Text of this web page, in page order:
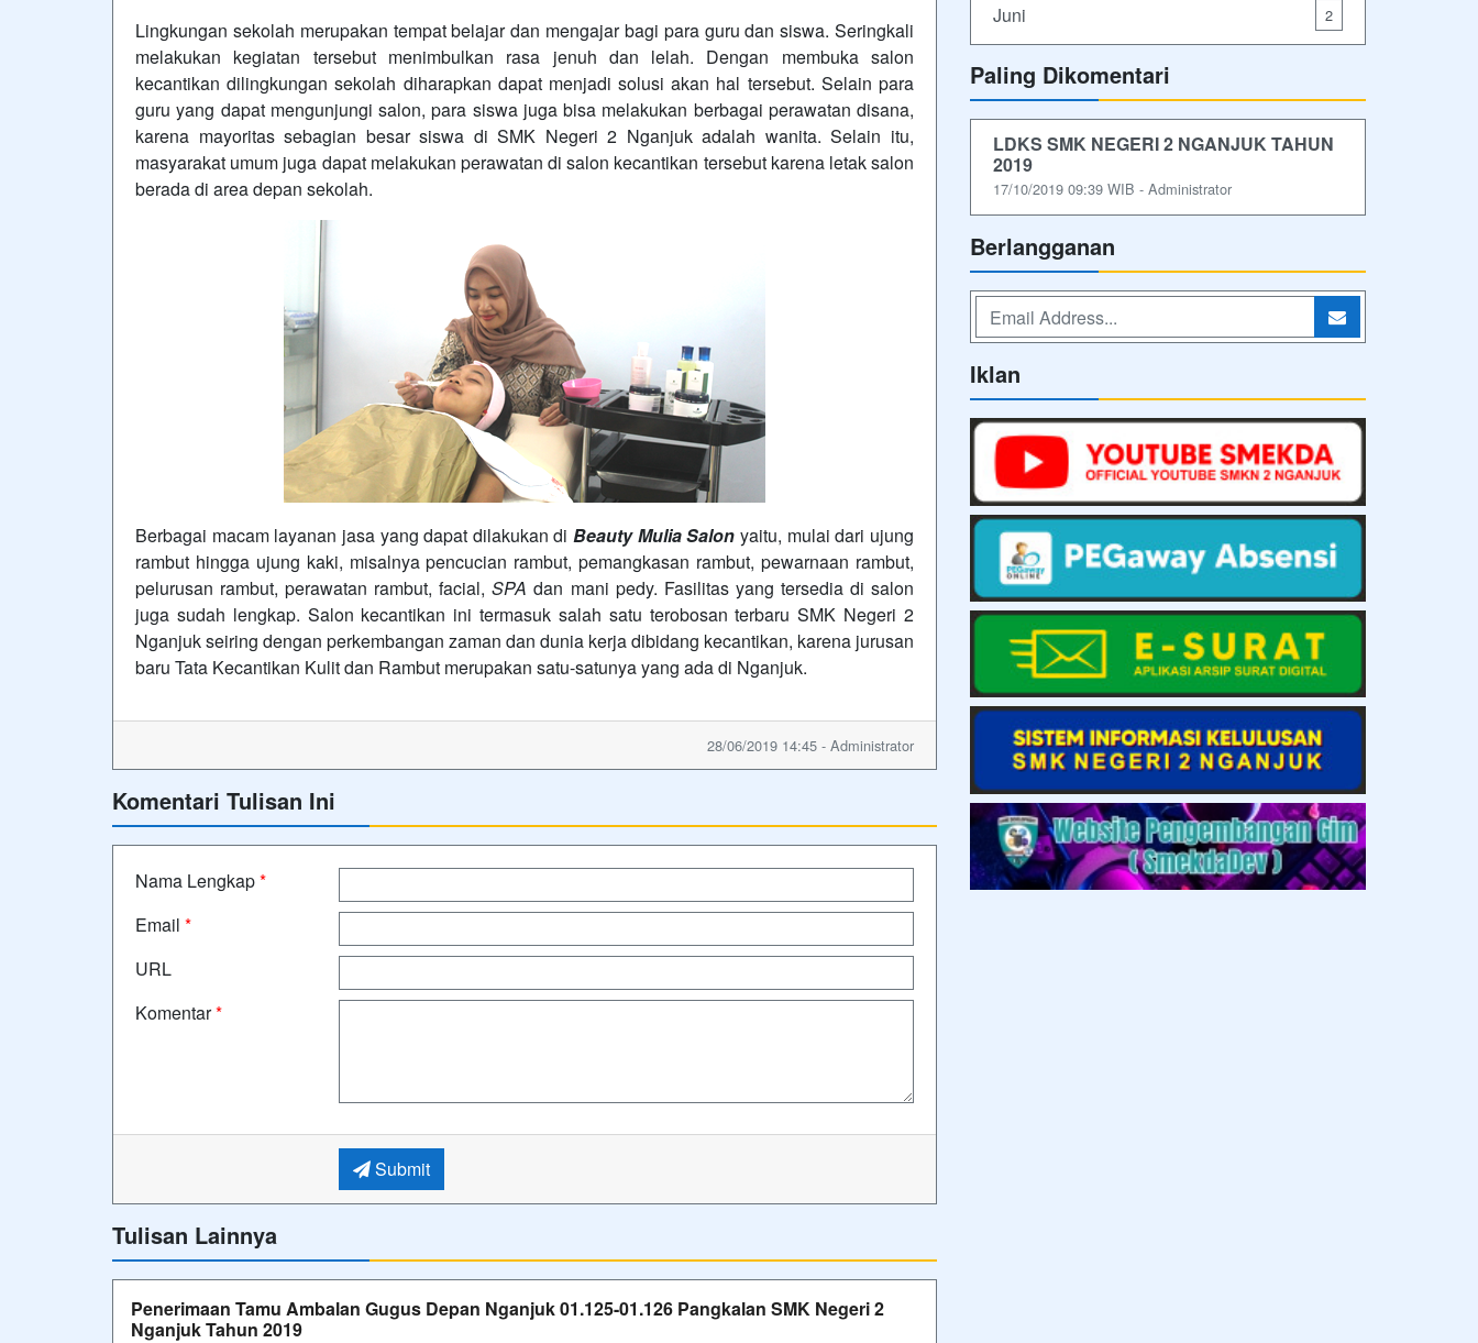
Lingkungan sekolah merupakan tempat belajar dan mengajar bagi para guru dan siswa. Seringkali
melakukan kegiatan tersebut menimbulkan rasa jenuh dan lelah. Dengan membuka salon
kecantikan dilingkungan sekolah diharapkan dapat menjadi solusi akan hal tersebut. Selain para
guru yang dapat mengunjungi salon, para siswa juga bisa melakukan berbagai perawatan disana,
karena mayoritas sebagian besar siswa di SMK Negeri 2 Nganjuk adalah wanita. Selain itu,
masyarakat umum juga dapat melakukan perawatan di salon kecantikan tersebut karena letak salon
berada di area depan sekolah.
Berbagai macam layanan jasa yang dapat dilakukan diBeauty Mulia Salon yaitu, mulai dari ujung
rambut hingga ujung kaki, misalnya pencucian rambut, pemangkasan rambut, pewarnaan rambut,
pelurusan rambut, perawatan rambut, facial,SPA dan mani pedy. Fasilitas yang tersedia di salon
juga sudah lengkap. Salon kecantikan ini termasuk salah satu terobosan terbaru SMK Negeri 2
Nganjuk seiring dengan perkembangan zaman dan dunia kerja dibidang kecantikan, karena jurusan
baru Tata Kecantikan Kulit dan Rambut merupakan satu-satunya yang ada di Nganjuk.
28/06/2019 14:45 - Administrator
Komentari Tulisan Ini
Nama Lengkap*
Email *
URL
Komentar*
Submit
Tulisan Lainnya
Penerimaan Tamu Ambalan Gugus Depan Nganjuk 01.125-01.126 Pangkalan SMK Negeri 2
Nganjuk Tahun 2019
Juni 2
Paling Dikomentari
LDKS SMK NEGERI 2 NGANJUK TAHUN
2019
17/10/2019 09:39 WIB - Administrator
Berlangganan
Iklan